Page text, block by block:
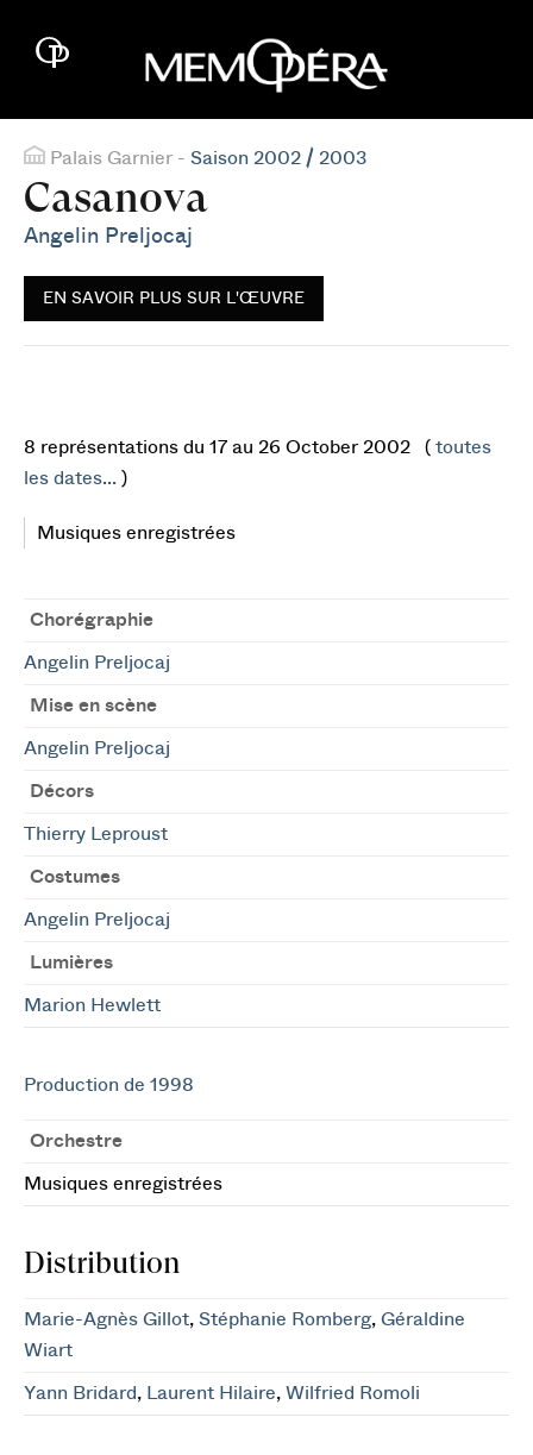
Palais Garnier - Saison 2002 / 2003
Casanova
Angelin Preljocaj
EN SAVOIR PLUS SUR L'ŒUVRE
8 représentations du 17 au 26 October 2002 ( toutes
les dates... )
Musiques enregistrées
Chorégraphie
Angelin Preljocaj
Mise en scène
Angelin Preljocaj
Décors
Thierry Leproust
Costumes
Angelin Preljocaj
Lumières
Marion Hewlett
Production de 1998
Orchestre
Musiques enregistrées
Distribution
Marie-Agnès Gillot, Stéphanie Romberg, Géraldine
Wiart
Yann Bridard, Laurent Hilaire, Wilfried Romoli